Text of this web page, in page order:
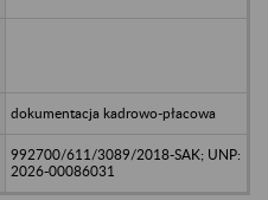
dokumentacja kadrowo-płacowa
992700/611/3089/2018-SAK; UNP:
2026-00086031